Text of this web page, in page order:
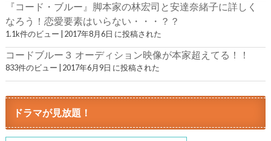
『コード・ブルー』脚本家の林宏司と安達奈緒子に詳しく
なろう！恋愛要素はいらない・・・？？
1.1k件のビュー 2017年8月6日 に投稿された
コードブルー３ オーディション映像が本家超えてる！！
833件のビュー 2017年6月9日 に投稿された
ドラマが見放題！